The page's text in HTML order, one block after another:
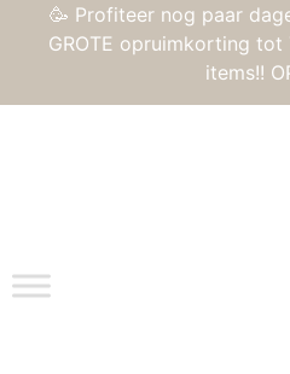
🥳 Profiteer nog paar
GROTE opruimkorting
items!!